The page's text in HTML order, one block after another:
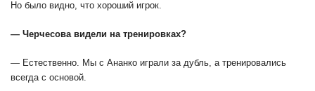
Но было видно, что хороший игрок.
— Черчесова видели на тренировках?
— Естественно. Мы с Ананко играли за дубль, а тренировались
всегда с основой.